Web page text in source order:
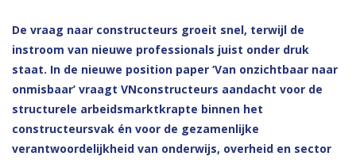
De vraag naar constructeurs groeit snel, terwijl de
instroom van nieuwe professionals juist onder druk
staat. In de nieuwe position paper ‘Van onzichtbaar naar
onmisbaar’ vraagt VNconstructeurs aandacht voor de
structurele arbeidsmarktkrapte binnen het
constructeursvak én voor de gezamenlijke
verantwoordelijkheid van onderwijs, overheid en sector